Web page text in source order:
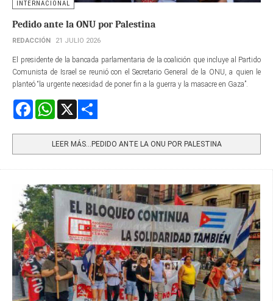
INTERNACIONAL
Pedido ante la ONU por Palestina
REDACCIÓN 21 JULIO 2026
El presidente de la bancada parlamentaria de la coalición que incluye al Partido
Comunista de Israel se reunió con el Secretario General de la ONU, a quien le
planteó “la urgente necesidad de poner fin a la guerra y la masacre en Gaza”.
FacebookWhatsApp
LEER MÁS…PEDIDO ANTE LA ONU POR PALESTINA